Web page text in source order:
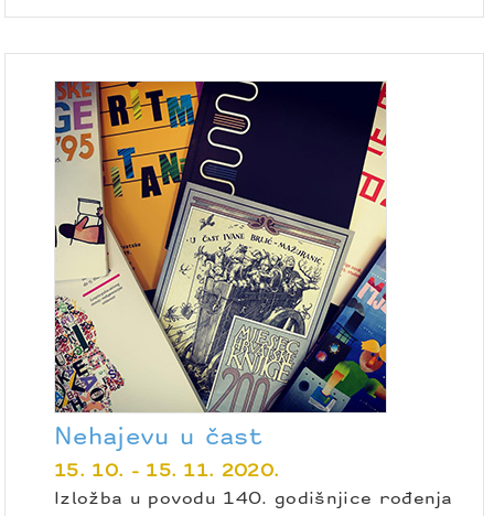
Nehajevu u čast
15. 10. - 15. 11. 2020.
Izložba u povodu 140. godišnjice rođenja